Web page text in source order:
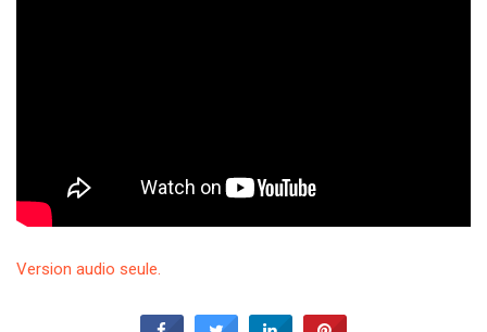
Version audio seule.